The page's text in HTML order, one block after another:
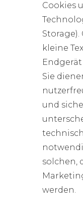
Cookies
Storage).
kleine
Sie
und
technisch
solchen,
werden.